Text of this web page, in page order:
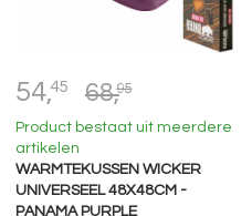
54,45 68,95
Product bestaat uit meerdere
artikelen
WARMTEKUSSEN WICKER
UNIVERSEEL 48X48CM -
PANAMA PURPLE